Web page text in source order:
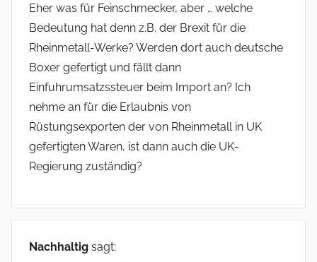
Eher was für Feinschmecker, aber … welche
Bedeutung hat denn z.B. der Brexit für die
Rheinmetall-Werke? Werden dort auch deutsche
Boxer gefertigt und fällt dann
Einfuhrumsatzssteuer beim Import an? Ich
nehme an für die Erlaubnis von
Rüstungsexporten der von Rheinmetall in UK
gefertigten Waren, ist dann auch die UK-
Regierung zuständig?
Nachhaltig sagt: